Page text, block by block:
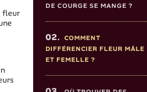
fleur
DE COURGE SE MANGE ?
02. COMMENT
DIFFÉRENCIER FLEUR MÂLE
ET FEMELLE ?